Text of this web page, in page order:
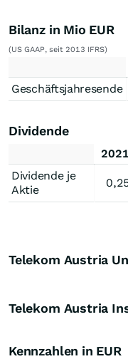
Bilanz in Mio EUR
(US GAAP, seit 2013 IFRS)
Geschäftsjahresende
Dividende
2021
Dividende je
Aktie
Telekom Austria
Telekom Austria
Kennzahlen in EUR